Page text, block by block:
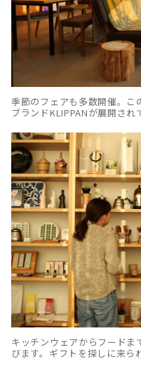
季節のフェアも多数開催。こ
ブランドKLIPPANが展開され
キッチンウェアからフード
びます。ギフトを探しに来ら